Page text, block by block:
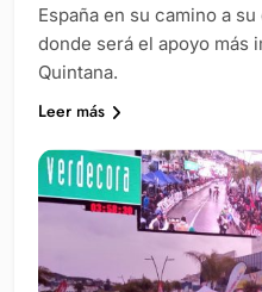
España en su camino a
donde será el apoyo más
Quintana.
Leer más